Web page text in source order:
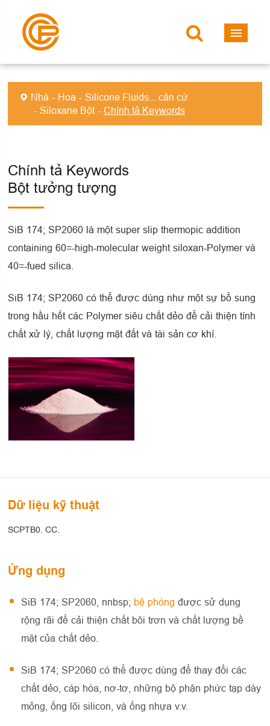
Nhà Hoa
Silicone Fluids... căn cứ
Siloxane Bột
Chính tả Keywords
Chính tả Keywords
Bột tưởng tượng
SiB 174; SP2060 là một super slip thermopic addition
containing 60=-high-molecular weight siloxan-Polymer và
40=-fued silica.
SiB 174; SP2060 có thể được dùng như một sự bổ sung
trong hầu hết các Polymer siêu chất dẻo để cải thiện tính
chất xử lý, chất lượng mặt đất và tài sản cơ khí.
Dữ liệu kỹ thuật
SCPTB0. CC.
Ứng dụng
SiB 174; SP2060, nnbsp; bệ phóngđược sử dụng
rộng rãi để cải thiện chất bôi trơn và chất lượng bề
mặt của chất dẻo.
SiB 174; SP2060 có thể được dùng để thay đổi các
chất dẻo, cáp hóa, nơ-tơ, những bộ phận phức tạp dày
mỏng, ống lõi silicon, và ống nhựa v.v.